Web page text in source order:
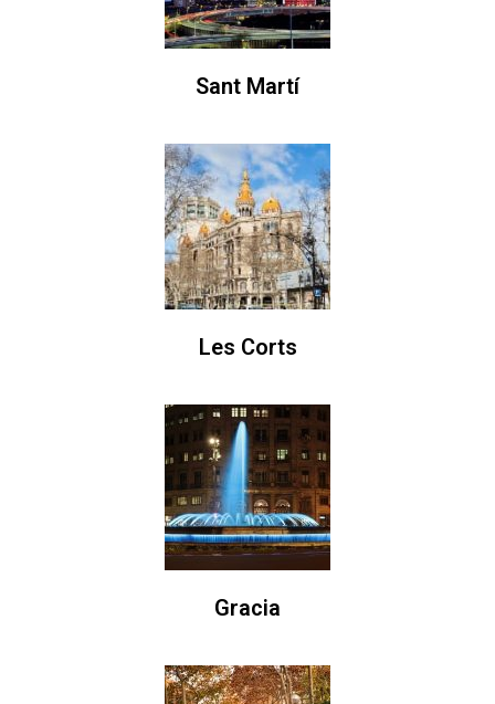
Sant Martí
Les Corts
Gracia